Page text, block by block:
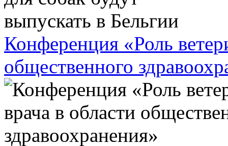
Конференция «Роль
общественного